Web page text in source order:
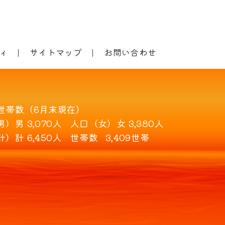
サイトマップ お問い合わせ
帯数（6月末現在）
男 3,070人 人口（女） 女 3,380人
計 6,450人 世帯数 3,409世帯